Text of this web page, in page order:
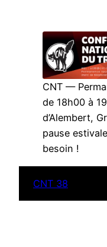
CNT —
de 18h00 à
d’Alembert,
pause
besoin !
CNT 38